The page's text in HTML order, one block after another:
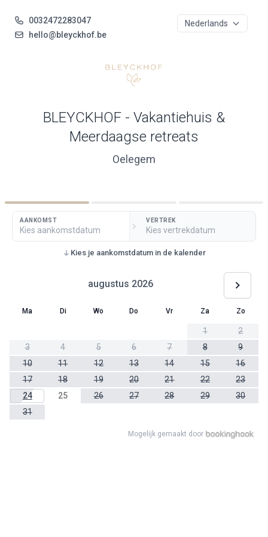
0032472283047
hello@bleyckhof.be
BLEYCKHOF - Vakantiehuis &
Meerdaagse retreats
Oelegem